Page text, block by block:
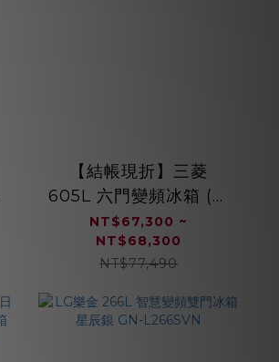
【結帳現折】三菱
605L 六門變頻冰箱 (玫
瑰金/絹絲白) MR-
JX61C
NT$67,300 ~
NT$68,300
NT$77,490